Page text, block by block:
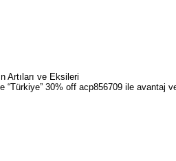
Artıları ve Eksileri
“Türkiye” 30% off acp856709 ile avantaj